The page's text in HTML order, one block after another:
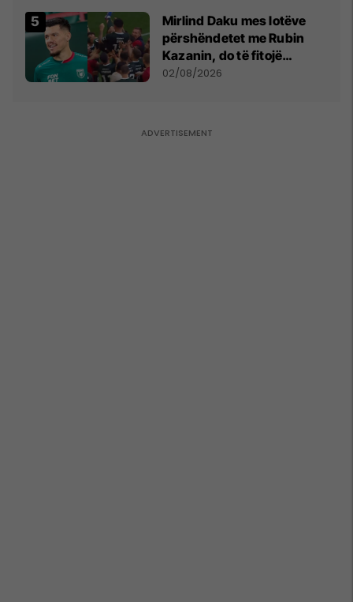
Mirlind Daku mes lotëve
përshëndetet me Rubin
Kazanin, do të fitojë
miliona te Spartak Moska
02/08/2026